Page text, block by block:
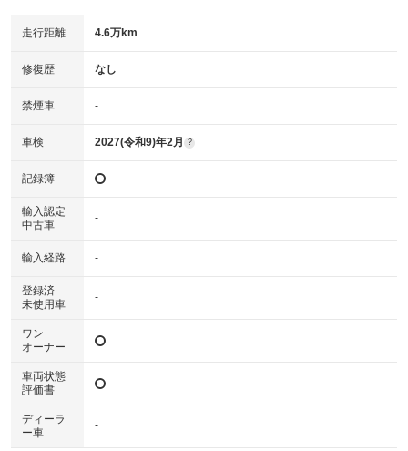
走行距離 4.6万km
修復歴 なし
禁煙車 -
車検 2027(令和9)年2月 ?
記録簿
輸入認定
中古車
-
輸入経路 -
登録済
未使用車
-
ワン
オーナー
車両状態
評価書
ディーラ
ー車
-